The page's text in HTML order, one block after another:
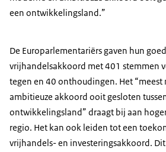
een ontwikkelingsland.”
De Europarlementariërs gaven hun
vrijhandelsakkoord met 401 stemmen
tegen en 40 onthoudingen. Het “meest
ambitieuze akkoord ooit gesloten
ontwikkelingsland” draagt bij aan
regio. Het kan ook leiden tot een
vrijhandels- en investeringsakkoord.